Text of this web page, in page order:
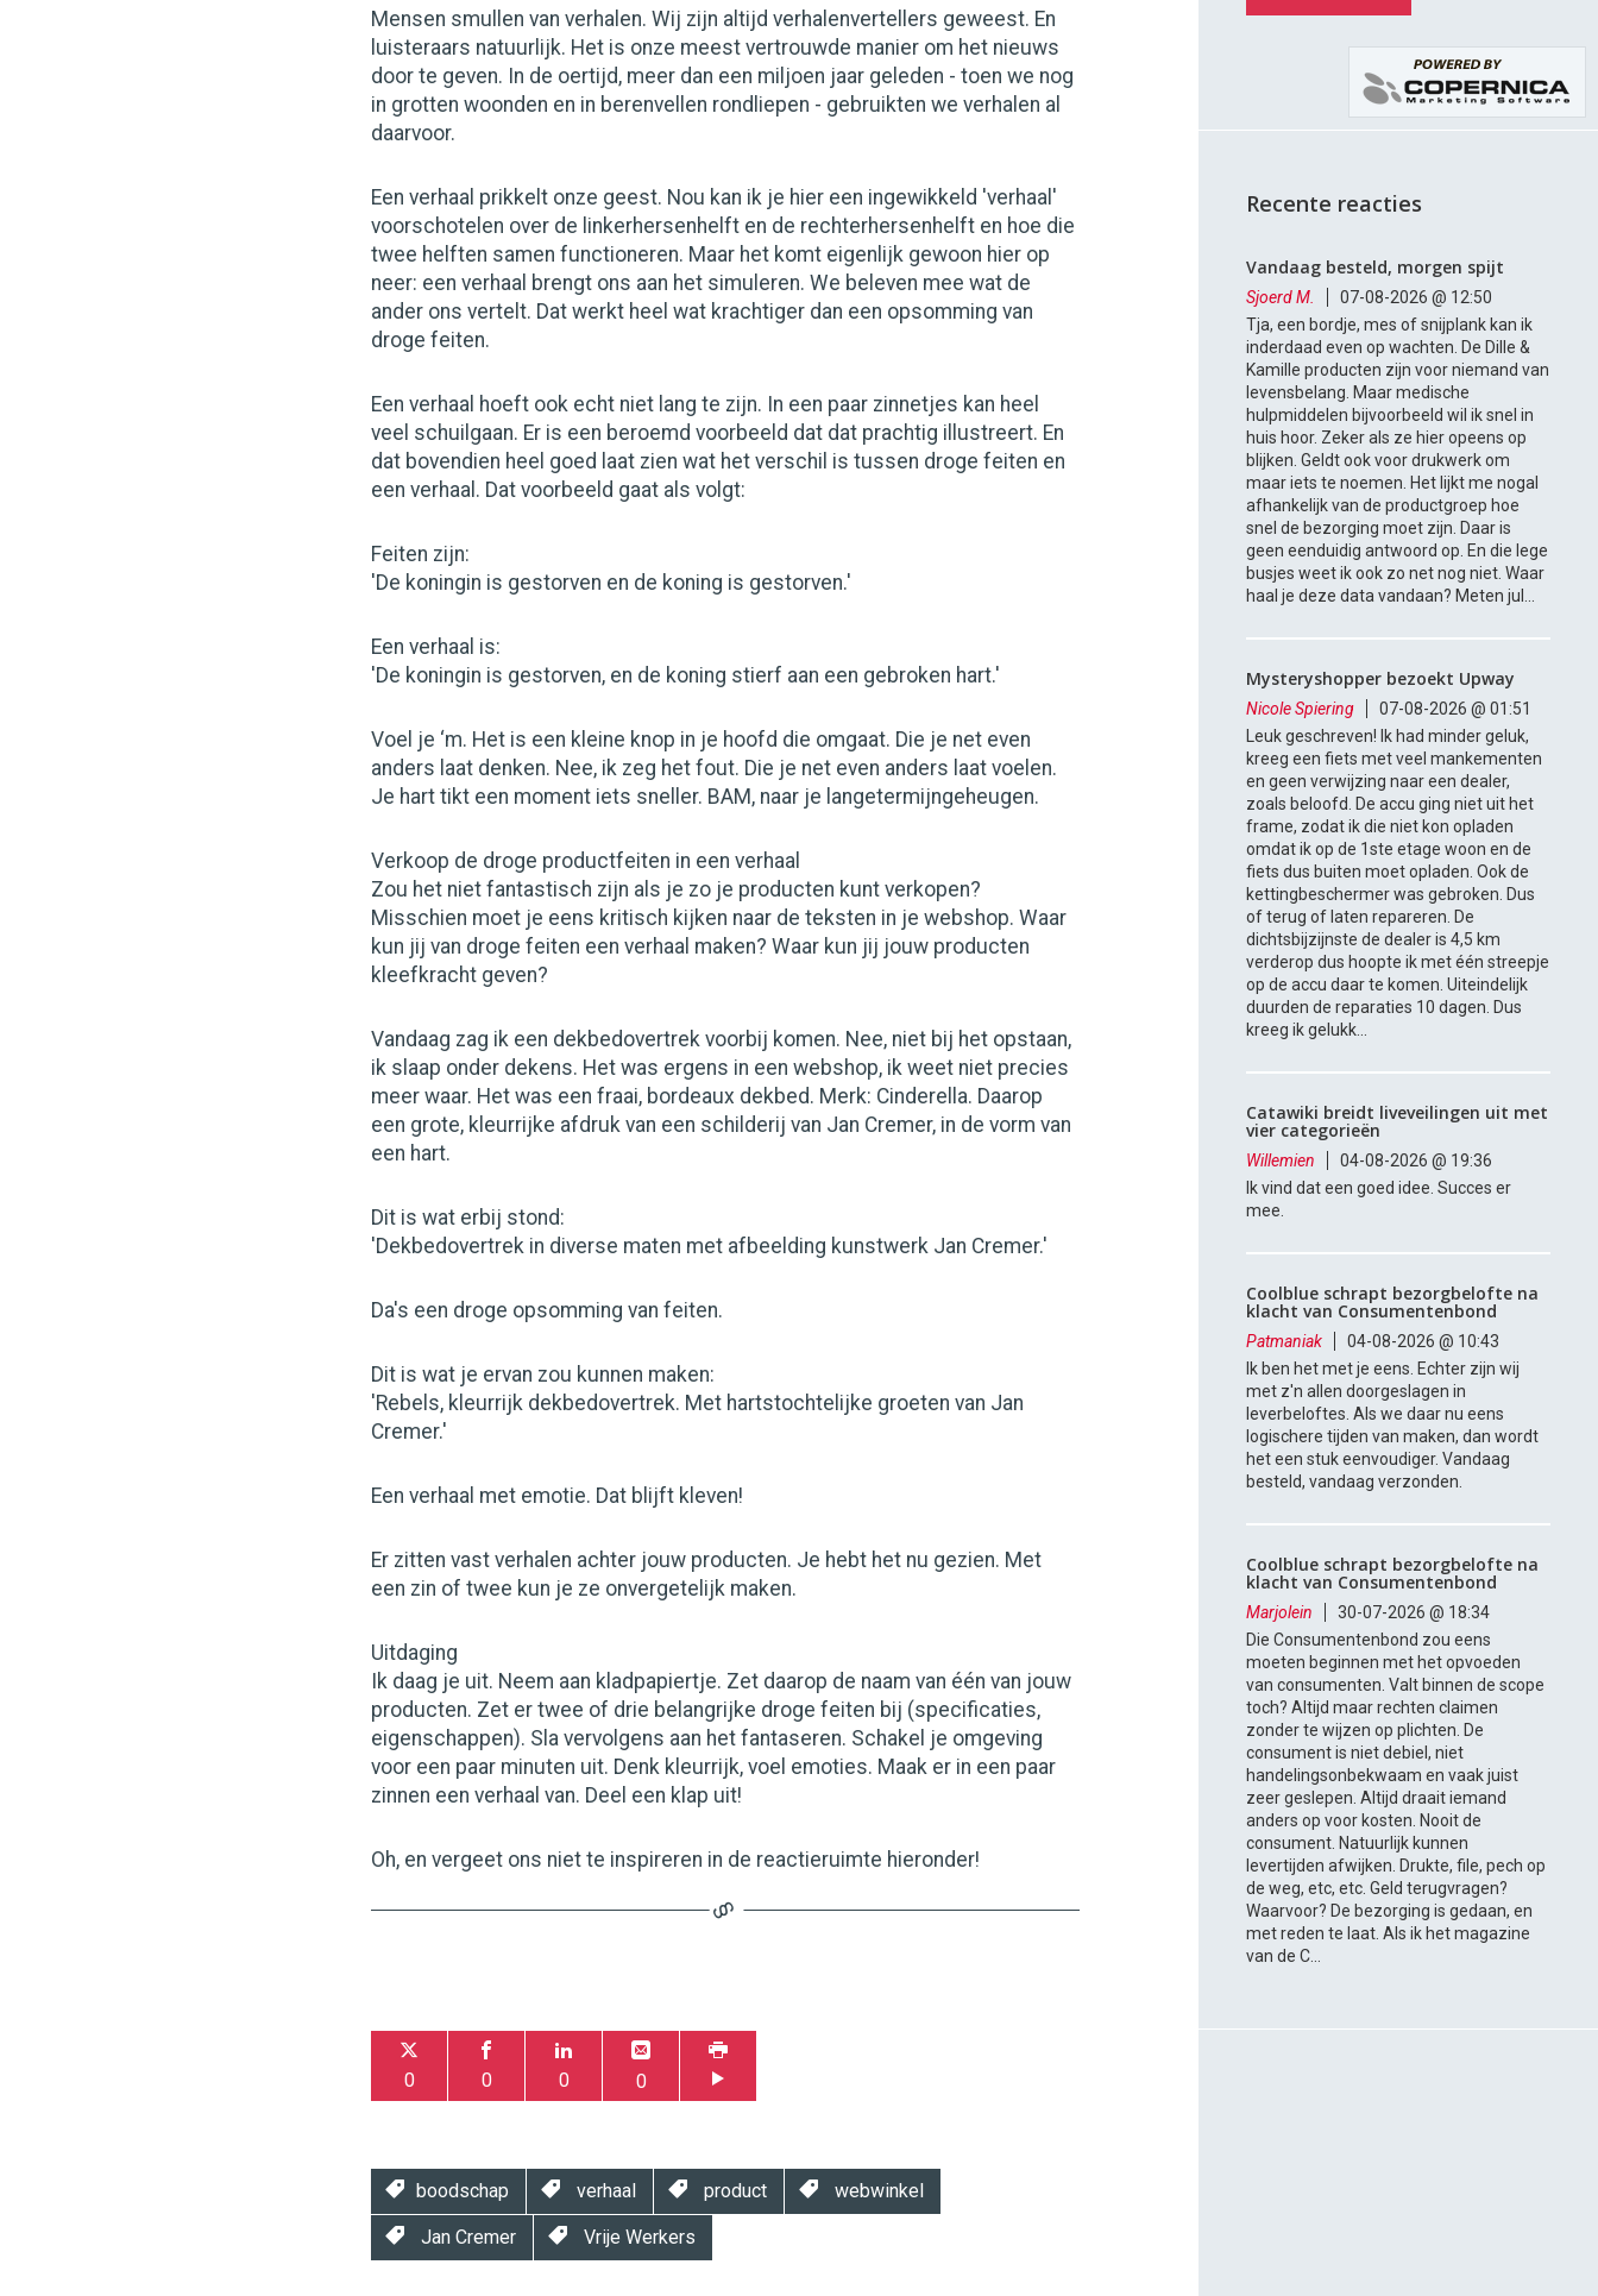
Mensen smullen van verhalen. Wij zijn altijd verhalenvertellers geweest. En
luisteraars natuurlijk. Het is onze meest vertrouwde manier om het nieuws
door te geven. In de oertijd, meer dan een miljoen jaar geleden - toen we nog
in grotten woonden en in berenvellen rondliepen - gebruikten we verhalen al
daarvoor.
Een verhaal prikkelt onze geest. Nou kan ik je hier een ingewikkeld 'verhaal'
voorschotelen over de linkerhersenhelft en de rechterhersenhelft en hoe die
twee helften samen functioneren. Maar het komt eigenlijk gewoon hier op
neer: een verhaal brengt ons aan het simuleren. We beleven mee wat de
ander ons vertelt. Dat werkt heel wat krachtiger dan een opsomming van
droge feiten.
Een verhaal hoeft ook echt niet lang te zijn. In een paar zinnetjes kan heel
veel schuilgaan. Er is een beroemd voorbeeld dat dat prachtig illustreert. En
dat bovendien heel goed laat zien wat het verschil is tussen droge feiten en
een verhaal. Dat voorbeeld gaat als volgt:
Feiten zijn:
'De koningin is gestorven en de koning is gestorven.'
Een verhaal is:
'De koningin is gestorven, en de koning stierf aan een gebroken hart.'
Voel je ‘m. Het is een kleine knop in je hoofd die omgaat. Die je net even
anders laat denken. Nee, ik zeg het fout. Die je net even anders laat voelen.
Je hart tikt een moment iets sneller. BAM, naar je langetermijngeheugen.
Verkoop de droge productfeiten in een verhaal
Zou het niet fantastisch zijn als je zo je producten kunt verkopen?
Misschien moet je eens kritisch kijken naar de teksten in je webshop. Waar
kun jij van droge feiten een verhaal maken? Waar kun jij jouw producten
kleefkracht geven?
Vandaag zag ik een dekbedovertrek voorbij komen. Nee, niet bij het opstaan,
ik slaap onder dekens. Het was ergens in een webshop, ik weet niet precies
meer waar. Het was een fraai, bordeaux dekbed. Merk: Cinderella. Daarop
een grote, kleurrijke afdruk van een schilderij van Jan Cremer, in de vorm van
een hart.
Dit is wat erbij stond:
'Dekbedovertrek in diverse maten met afbeelding kunstwerk Jan Cremer.'
Da's een droge opsomming van feiten.
Dit is wat je ervan zou kunnen maken:
'Rebels, kleurrijk dekbedovertrek. Met hartstochtelijke groeten van Jan
Cremer.'
Een verhaal met emotie. Dat blijft kleven!
Er zitten vast verhalen achter jouw producten. Je hebt het nu gezien. Met
een zin of twee kun je ze onvergetelijk maken.
Uitdaging
Ik daag je uit. Neem aan kladpapiertje. Zet daarop de naam van één van jouw
producten. Zet er twee of drie belangrijke droge feiten bij (specificaties,
eigenschappen). Sla vervolgens aan het fantaseren. Schakel je omgeving
voor een paar minuten uit. Denk kleurrijk, voel emoties. Maak er in een paar
zinnen een verhaal van. Deel een klap uit!
Oh, en vergeet ons niet te inspireren in de reactieruimte hieronder!
0 0 0 0
boodschap verhaal product webwinkel
Jan Cremer Vrije Werkers
Recente reacties
Vandaag besteld, morgen spijt
Sjoerd M.
07-08-2026 @ 12:50
Tja, een bordje, mes of snijplank kan ik
inderdaad even op wachten. De Dille &
Kamille producten zijn voor niemand van
levensbelang. Maar medische
hulpmiddelen bijvoorbeeld wil ik snel in
huis hoor. Zeker als ze hier opeens op
blijken. Geldt ook voor drukwerk om
maar iets te noemen. Het lijkt me nogal
afhankelijk van de productgroep hoe
snel de bezorging moet zijn. Daar is
geen eenduidig antwoord op. En die lege
busjes weet ik ook zo net nog niet. Waar
haal je deze data vandaan? Meten jul...
Mysteryshopper bezoekt Upway
Nicole Spiering
07-08-2026 @ 01:51
Leuk geschreven! Ik had minder geluk,
kreeg een fiets met veel mankementen
en geen verwijzing naar een dealer,
zoals beloofd. De accu ging niet uit het
frame, zodat ik die niet kon opladen
omdat ik op de 1ste etage woon en de
fiets dus buiten moet opladen. Ook de
kettingbeschermer was gebroken. Dus
of terug of laten repareren. De
dichtsbijzijnste de dealer is 4,5 km
verderop dus hoopte ik met één streepje
op de accu daar te komen. Uiteindelijk
duurden de reparaties 10 dagen. Dus
kreeg ik gelukk...
Catawiki breidt liveveilingen uit met
vier categorieën
Willemien
04-08-2026 @ 19:36
Ik vind dat een goed idee. Succes er
mee.
Coolblue schrapt bezorgbelofte na
klacht van Consumentenbond
Patmaniak
04-08-2026 @ 10:43
Ik ben het met je eens. Echter zijn wij
met z'n allen doorgeslagen in
leverbeloftes. Als we daar nu eens
logischere tijden van maken, dan wordt
het een stuk eenvoudiger. Vandaag
besteld, vandaag verzonden.
Coolblue schrapt bezorgbelofte na
klacht van Consumentenbond
Marjolein
30-07-2026 @ 18:34
Die Consumentenbond zou eens
moeten beginnen met het opvoeden
van consumenten. Valt binnen de scope
toch? Altijd maar rechten claimen
zonder te wijzen op plichten. De
consument is niet debiel, niet
handelingsonbekwaam en vaak juist
zeer geslepen. Altijd draait iemand
anders op voor kosten. Nooit de
consument. Natuurlijk kunnen
levertijden afwijken. Drukte, file, pech op
de weg, etc, etc. Geld terugvragen?
Waarvoor? De bezorging is gedaan, en
met reden te laat. Als ik het magazine
van de C...